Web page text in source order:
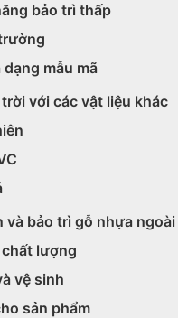
bảo trì thấp
mẫu mã
với các vật liệu khác
và bảo trì gỗ nhựa
lượng
vệ sinh
sản phẩm